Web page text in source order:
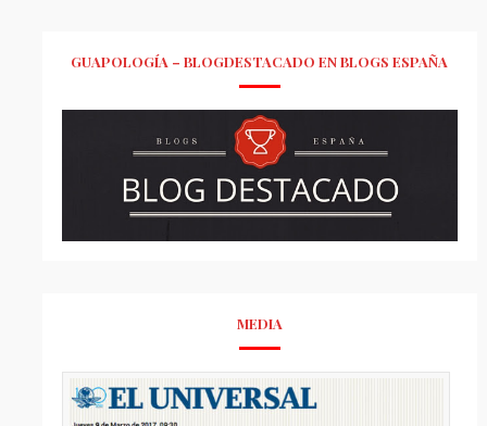
GUAPOLOGÍA – BLOGDESTACADO EN BLOGS ESPAÑA
MEDIA